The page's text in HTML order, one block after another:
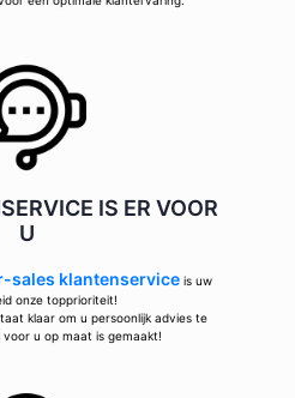
IS ER VOOR
U
sales klantenserviceis uw
onze topprioriteit!
klaar om u persoonlijk advies te
u op maat is gemaakt!